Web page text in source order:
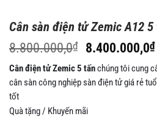
Cân sàn điện tử Zemic A12
8.800.000,0₫
Giá
gốc
là:
8.400.000,0₫
Cân điện tử Zemic 5 tấnchúng tôi cung
cân sàn công nghiệp sàn điện tử giá rẻ
tốt
Quà tặng / Khuyến mãi